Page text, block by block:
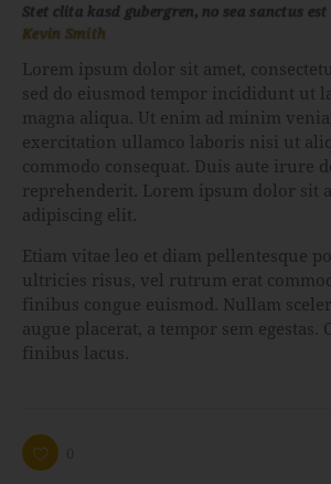
Stet clita kasd gubergren, no sea sanctus
Kevin Smith
Lorem ipsum dolor sit amet,
sed do eiusmod tempor incididunt ut
magna aliqua. Ut enim ad minim
exercitation ullamco laboris nisi ut
commodo consequat. Duis aute irure
reprehenderit. Lorem ipsum dolor sit
adipiscing elit.
Etiam vitae leo et diam pellentesque
ultricies risus, vel rutrum erat
finibus congue euismod. Nullam
augue placerat, a tempor sem egestas.
finibus lacus.